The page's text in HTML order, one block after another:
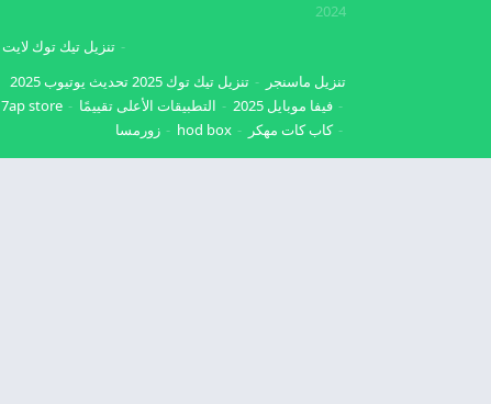
2024
تنزيل ماسنجر تنزيل تيك توك 2025
تنزيل تيك توك لايت
تحديث يوتيوب 2025
فيفا موبايل 2025
التطبيقات الأعلى تقييمًا 7ap store
كاب كات مهكر
hod box زورمسا